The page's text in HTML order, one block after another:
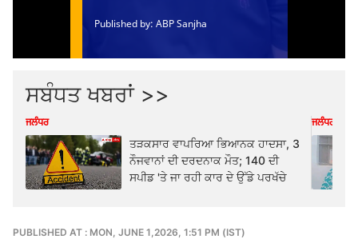
ਸਬੰਧਤ ਖਬਰਾਂ >>
ਜਲੰਧਰ
ਤੜਕਸਾਰ ਵਾਪਰਿਆ ਭਿਆਨਕ ਹਾਦਸਾ, 3
ਨੌਜਵਾਨਾਂ ਦੀ ਦਰਦਨਾਕ ਮੌਤ; 140 ਦੀ
ਸਪੀਡ 'ਤੇ ਜਾ ਰਹੀ ਕਾਰ ਦੇ ਉੱਡੇ ਪਰਖੱਚੇ
ਜਲੰਧਰ
PUBLISHED AT : MON, JUNE 1,2026, 1:51 PM (IST)